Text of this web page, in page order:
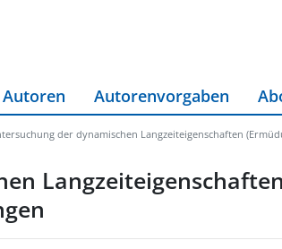
Autoren Autorenvorgaben
der dynamischen Langzeiteigenschaften